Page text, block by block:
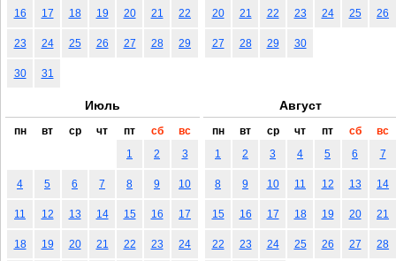
16 17 18 19 20 21 22
23 24 25 26 27 28 29
30 31
20 21 22 23 24 25 26
27 28 29 30
Июль
пн вт ср чт пт сб
вс
1
2 3
4 5 6 7 8 9 10
11 12 13 14 15 16 17
18 19 20 21 22 23 24
Август
пн вт ср чт пт сб
вс
1
2 3 4 5 6 7
8 9 10 11 12 13 14
15 16 17 18 19 20 21
22 23 24 25 26 27 28